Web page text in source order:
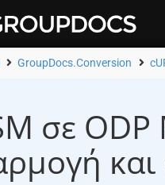
GroupDocs.Conversion
σε
και